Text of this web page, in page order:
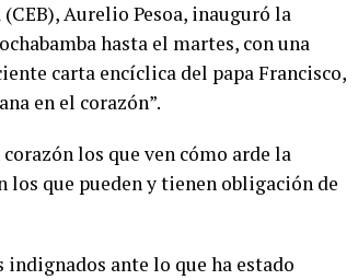
Aurelio Pesoa, inauguró la
hasta el martes, con una
carta encíclica del papa Francisco,
en el corazón”.
los que ven cómo arde la
los que pueden y tienen obligación de
ante lo que ha estado